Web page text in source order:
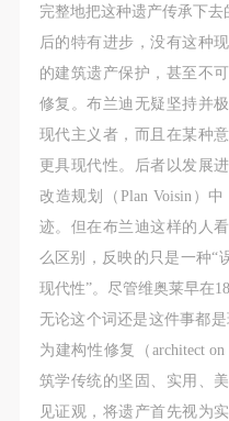
完整地把这种遗产传承下去
后的特有进步，没有这种
的建筑遗产保护，甚至不
修复。布兰迪无疑坚持并
现代主义者，而且在某种
更具现代性。后者以发展
改造规划（Plan Voisin）
迹。但在布兰迪这样的人
么区别，反映的只是一种“
现代性”。尽管维奥莱早在
无论这个词还是这件事都
为建构性修复（architect
筑学传统的坚固、实用、
见证观，将遗产首先视为